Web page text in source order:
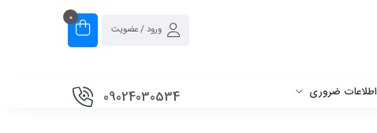
ورود / عضویت
0
اطلاعات ضروری 09024030534